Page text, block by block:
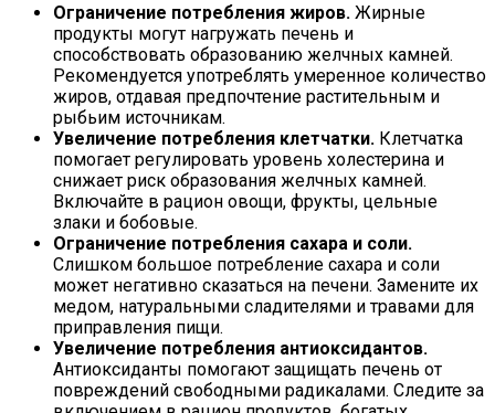
Ограничение потребления жиров. Жирные
продукты могут нагружать печень и
способствовать образованию желчных камней.
Рекомендуется употреблять умеренное количество
жиров, отдавая предпочтение растительным и
рыбьим источникам.
Увеличение потребления клетчатки. Клетчатка
помогает регулировать уровень холестерина и
снижает риск образования желчных камней.
Включайте в рацион овощи, фрукты, цельные
злаки и бобовые.
Ограничение потребления сахара и соли.
Слишком большое потребление сахара и соли
может негативно сказаться на печени. Замените их
медом, натуральными сладителями и травами для
приправления пищи.
Увеличение потребления антиоксидантов.
Антиоксиданты помогают защищать печень от
повреждений свободными радикалами. Следите за